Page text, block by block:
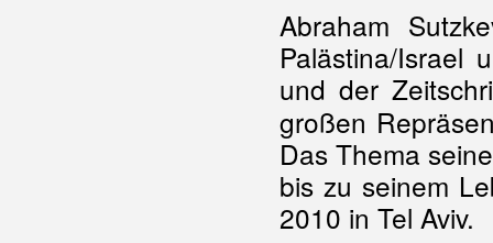
Abraham
Palästina/Israel
und der
großen
Das Thema
bis zu seinem
2010 in Tel Aviv.